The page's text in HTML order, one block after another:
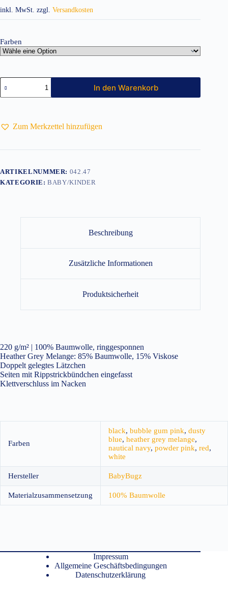
inkl. MwSt. zzgl. Versandkosten
Farben
Baby
Lätzchen
Menge
In den Warenkorb
Zum Merkzettel hinzufügen
ARTIKELNUMMER: 042.47
KATEGORIE:BABY/KINDER
Beschreibung
Zusätzliche Informationen
Produktsicherheit
220 g/m² | 100% Baumwolle, ringgesponnen
Heather Grey Melange: 85% Baumwolle, 15% Viskose
Doppelt gelegtes Lätzchen
Seiten mit Rippstrickbündchen eingefasst
Klettverschluss im Nacken
Farben
black, bubble gum pink, dusty
blue, heather grey melange,
nautical navy, powder pink, red,
white
Hersteller BabyBugz
Materialzusammensetzung 100% Baumwolle
Impressum
Allgemeine Geschäftsbedingungen
Datenschutzerklärung